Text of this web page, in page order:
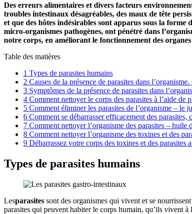
Des erreurs alimentaires et divers facteurs
troubles intestinaux désagréables, des maux de tête
et que des hôtes indésirables sont apparus sous la
micro-organismes pathogènes, ont pénétré dans
notre corps, en améliorant le fonctionnement des
Table des matières
1 Types de parasites humains
2 Causes de la présence de parasites dans
3 Symptômes de la présence de parasites dans
4 Comment nettoyer le corps des parasites à l’aide de
5 Comment éliminer les parasites de l’organisme – le
6 Comment se débarrasser efficacement des
7 Comment nettoyer l’organisme des parasites – huile
8 Comment nettoyer l’organisme des toxines et des
9 Débarrassez votre corps des toxines et des parasites
Types de parasites humains
Lesparasites sont des organismes qui vivent et se nourrissent
parasites qui peuvent habiter le corps humain, qu’ils vivent